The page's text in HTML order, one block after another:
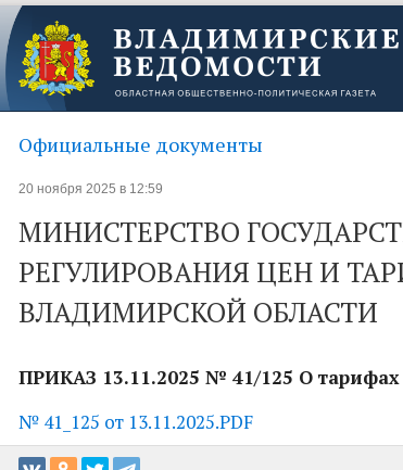
Официальные документы
20 ноября 2025 в 12:59
МИНИСТЕРСТВО
РЕГУЛИРОВАНИЯ ЦЕН И
ВЛАДИМИРСКОЙ ОБЛАСТИ
ПРИКАЗ 13.11.2025 № 41/125 О
№ 41_125 от 13.11.2025.PDF